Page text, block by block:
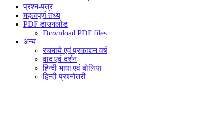
प्रश्न-पत्र
महत्वपूर्ण तथ्य
PDF डाउनलोड
Download PDF files
अन्य
रचनाये एवं प्रकाशन वर्ष
वाद एवं दर्शन
हिन्दी भाषा एवं बोलिया
हिन्दी प्रश्नोतरी